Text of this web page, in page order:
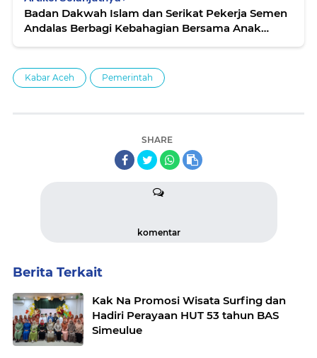
Badan Dakwah Islam dan Serikat Pekerja Semen
Andalas Berbagi Kebahagian Bersama Anak
Kabar Aceh Pemerintah
SHARE
komentar
Berita Terkait
Kak Na Promosi Wisata Surfing dan
Hadiri Perayaan HUT 53 tahun BAS
Simeulue